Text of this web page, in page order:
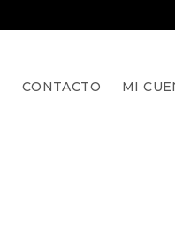
CONTACTO MI